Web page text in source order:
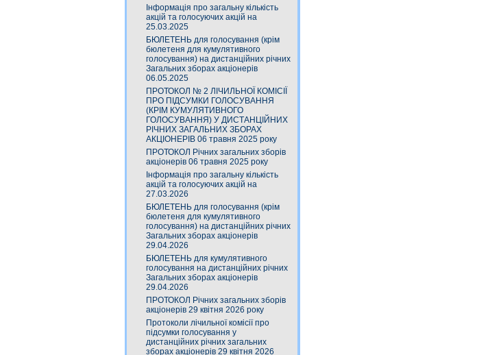
Інформація про загальну кількість
акцій та голосуючих акцій на
25.03.2025
БЮЛЕТЕНЬ для голосування (крім
бюлетеня для кумулятивного
голосування) на дистанційних річних
Загальних зборах акціонерів
06.05.2025
ПРОТОКОЛ № 2 ЛІЧИЛЬНОЇ КОМІСІЇ
ПРО ПІДСУМКИ ГОЛОСУВАННЯ
(КРІМ КУМУЛЯТИВНОГО
ГОЛОСУВАННЯ) У ДИСТАНЦІЙНИХ
РІЧНИХ ЗАГАЛЬНИХ ЗБОРАХ
АКЦІОНЕРІВ 06 травня 2025 року
ПРОТОКОЛ Річних загальних зборів
акціонерів 06 травня 2025 року
Інформація про загальну кількість
акцій та голосуючих акцій на
27.03.2026
БЮЛЕТЕНЬ для голосування (крім
бюлетеня для кумулятивного
голосування) на дистанційних річних
Загальних зборах акціонерів
29.04.2026
БЮЛЕТЕНЬ для кумулятивного
голосування на дистанційних річних
Загальних зборах акціонерів
29.04.2026
ПРОТОКОЛ Річних загальних зборів
акціонерів 29 квітня 2026 року
Протоколи лічильної комісії про
підсумки голосування у
дистанційних річних загальних
зборах акціонерів 29 квітня 2026